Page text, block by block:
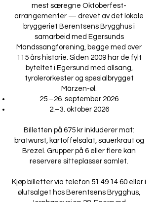
mest særegne Oktoberfest-
arrangementer — drevet av det lokale
bryggeriet Berentsens Brygghus i
samarbeid med Egersunds
Mandssangforening, begge med over
115 års historie. Siden 2009 har de fylt
byteltet i Egersund med allsang,
tyrolerorkester og spesialbrygget
Märzen-øl.
25.–26. september 2026
2.–3. oktober 2026
Billetten på 675 kr inkluderer mat:
bratwurst, kartoffelsalat, sauerkraut og
Brezel. Grupper på 6 eller flere kan
reservere sitteplasser samlet.
Kjøp billetter via telefon 51 49 14 60 eller i
ølutsalget hos Berentsens Brygghus,